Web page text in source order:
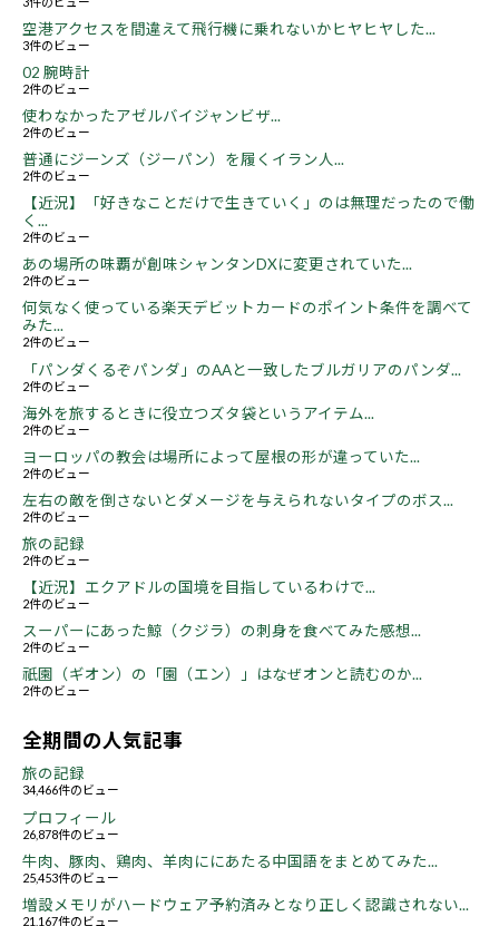
空港アクセスを間違えて飛行機に乗れないかヒヤヒヤした...
3件のビュー
02 腕時計
2件のビュー
使わなかったアゼルバイジャンビザ...
2件のビュー
普通にジーンズ（ジーパン）を履くイラン人...
2件のビュー
【近況】「好きなことだけで生きていく」のは無理だったので働
く...
2件のビュー
あの場所の味覇が創味シャンタンDXに変更されていた...
2件のビュー
何気なく使っている楽天デビットカードのポイント条件を調べて
みた...
2件のビュー
「パンダくるぞパンダ」のAAと一致したブルガリアのパンダ...
2件のビュー
海外を旅するときに役立つズタ袋というアイテム...
2件のビュー
ヨーロッパの教会は場所によって屋根の形が違っていた...
2件のビュー
左右の敵を倒さないとダメージを与えられないタイプのボス...
2件のビュー
旅の記録
2件のビュー
【近況】エクアドルの国境を目指しているわけで...
2件のビュー
スーパーにあった鯨（クジラ）の刺身を食べてみた感想...
2件のビュー
祇園（ギオン）の「園（エン）」はなぜオンと読むのか...
2件のビュー
全期間の人気記事
旅の記録
34,466件のビュー
プロフィール
26,878件のビュー
牛肉、豚肉、鶏肉、羊肉ににあたる中国語をまとめてみた...
25,453件のビュー
増設メモリがハードウェア予約済みとなり正しく認識されない...
21,167件のビュー